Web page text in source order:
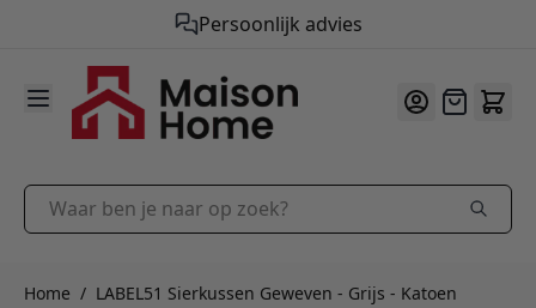
Persoonlijk advies
Gratis verzending vanaf €50,-
9.9/10
Ga naar de inhoud
Offerte
Waar ben je naar op zoek?
Home / LABEL51 Sierkussen Geweven - Grijs - Katoen